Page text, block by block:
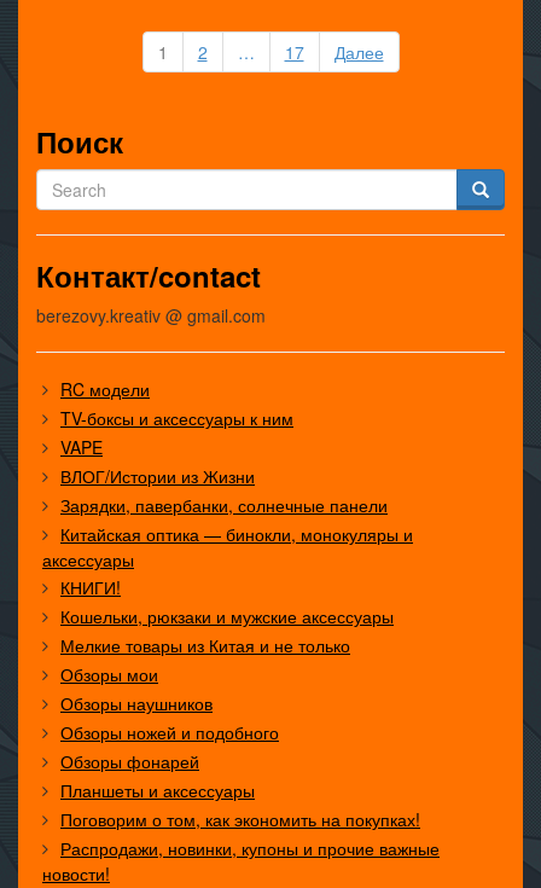
Пагинация
записей
1 2 … 17 Далее
Поиск
Контакт/contact
berezovy.kreativ @ gmail.com
RC модели
TV-боксы и аксессуары к ним
VAPE
ВЛОГ/Истории из Жизни
Зарядки, павербанки, солнечные панели
Китайская оптика — бинокли, монокуляры и
аксессуары
КНИГИ!
Кошельки, рюкзаки и мужские аксессуары
Мелкие товары из Китая и не только
Обзоры мои
Обзоры наушников
Обзоры ножей и подобного
Обзоры фонарей
Планшеты и аксессуары
Поговорим о том, как экономить на покупках!
Распродажи, новинки, купоны и прочие важные
новости!